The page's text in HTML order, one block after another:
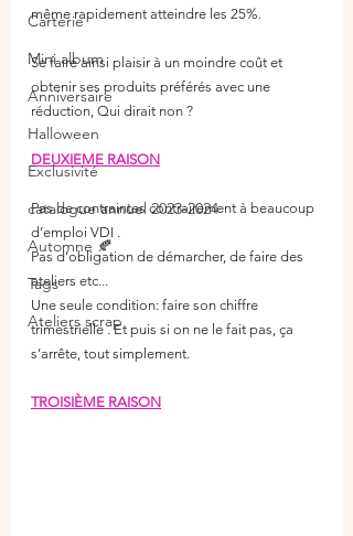
Carterie
Mini album
Anniversaire
Halloween
Exclusivité
catalogue annuel 2023-2024
Automne 🍂
Tags
Ateliers scrap
même rapidement atteindre les 25%.
Se faire ainsi plaisir à un moindre coût et
obtenir ses produits préférés avec une
réduction, Qui dirait non ?
DEUXIEME RAISON
Pas de contraintes contrairement à beaucoup
d’emploi VDI .
Pas d’obligation de démarcher, de faire des
ateliers etc...
Une seule condition: faire son chiffre
trimestrielle . Et puis si on ne le fait pas, ça
s’arrête, tout simplement.
TROISIÈME RAISON